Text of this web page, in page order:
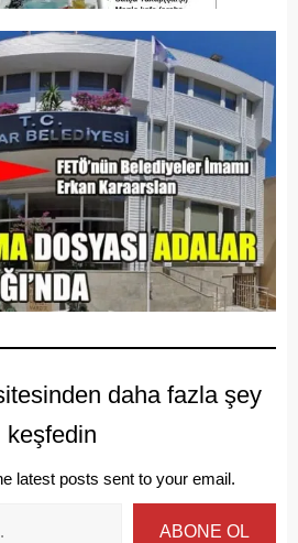
daha fazla şey
keşfedin
latest posts sent to your email.
ABONE OL